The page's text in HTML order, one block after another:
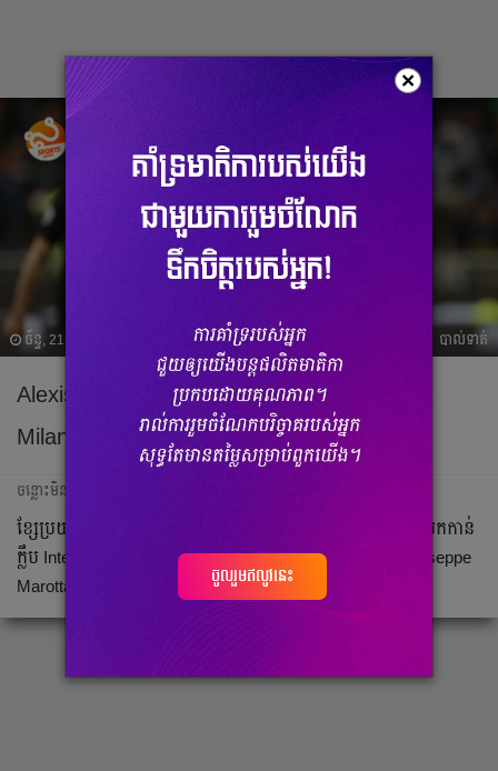
ច័ន្ទ, 21 សីហា 2023 12:42 បាល់ទាត់
Alexis Sanchez អាច​នឹង​ត្រលប់​មក​កាន់​ Inter
Milan វិញ​
ចន្លោះមិនឃើញ
ខ្សែប្រយុទ្ធ​ Marseille កីឡាករ​ Alexis Sanchez អាច​នឹង​ត្រលប់​មក​កាន់​
ក្លឹប​ Inter Milan នេះ​បើ​យោង​តាម​ការ​លើក​ឡើង​របស់​ លោក​ Giuseppe
Marotta នាយក​ប្រតិបត្តិ​ក្លឹប​អ៊ីតាលី​ Inter Milan នេះ​។
×
ចូលរួមឥលូវនេះ